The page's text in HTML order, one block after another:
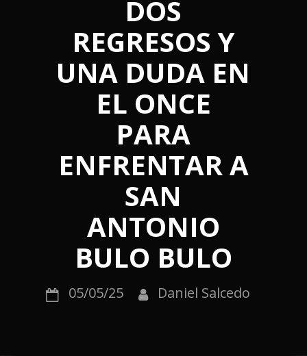
DOS
REGRESOS Y
UNA DUDA EN
EL ONCE
PARA
ENFRENTAR A
SAN
ANTONIO
BULO BULO
05/05/25 Daniel Salcedo